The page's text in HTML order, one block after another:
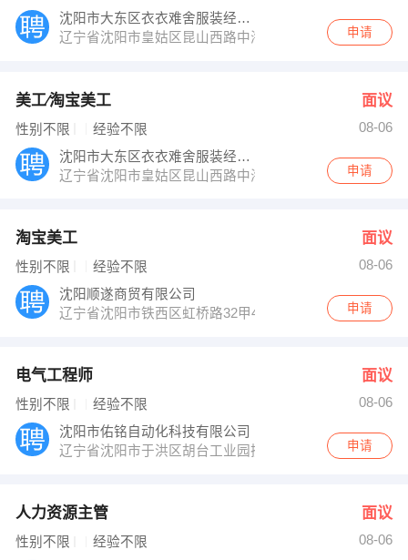
沈阳市大东区衣衣难舍服装经销部
辽宁省沈阳市皇姑区昆山西路中海环宇天下
申请
美工∕淘宝美工 面议
性别不限 经验不限
08-06
沈阳市大东区衣衣难舍服装经销部
辽宁省沈阳市皇姑区昆山西路中海环宇天下
申请
淘宝美工 面议
性别不限 经验不限
08-06
沈阳顺遂商贸有限公司
辽宁省沈阳市铁西区虹桥路32甲4
申请
电气工程师 面议
性别不限 经验不限
08-06
沈阳市佑铭自动化科技有限公司
辽宁省沈阳市于洪区胡台工业园振兴五街32号
申请
人力资源主管 面议
性别不限 经验不限
08-06